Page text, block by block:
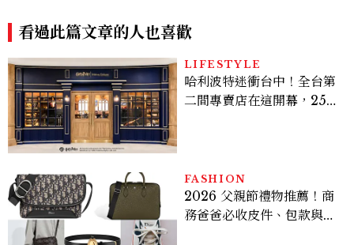
級安瓶，過勞肌也能變回蜜光
肌！
看過此篇文章的人也喜歡
LIFESTYLE
哈利波特迷衝台中！全台第
二間專賣店在這開幕，25週
FASHION
2026 父親節禮物推薦！商
務爸爸必收皮件、包款與鞋